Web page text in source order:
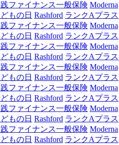
ファイナンス一般保険 Moderna
もの日 Rashford ランクAプラス
ファイナンス一般保険 Moderna
もの日 Rashford ランクAプラス
ファイナンス一般保険 Moderna
もの日 Rashford ランクAプラス
ファイナンス一般保険 Moderna
もの日 Rashford ランクAプラス
ファイナンス一般保険 Moderna
もの日 Rashford ランクAプラス
ファイナンス一般保険 Moderna
もの日 Rashford ランクAプラス
ファイナンス一般保険 Moderna
もの日 Rashford ランクAプラス